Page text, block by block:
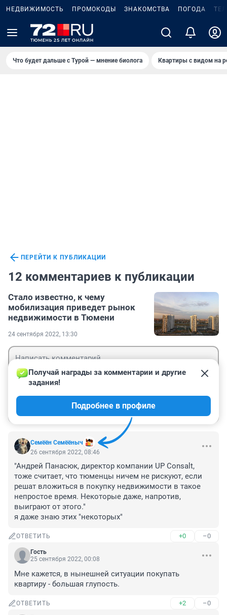
НЕДВИЖИМОСТЬ ПРОМОКОДЫ ЗНАКОМСТВА ПОГОДА
Что будет дальше с Турой — мнение биолога Квартиры с видом на
ПЕРЕЙТИ К ПУБЛИКАЦИИ
12 комментариев к публикации
Стало известно, к чему
мобилизация приведет рынок
недвижимости в Тюмени
24 сентября 2022, 13:30
Семёён Семёёныч
Получай награды за комментарии и другие
задания!
Подробнее в профиле
26 сентября 2022, 08:46
"Андрей Панасюк, директор компании UP Consalt,
тоже считает, что тюменцы ничем не рискуют, если
решат вложиться в покупку недвижимости в такое
непростое время. Некоторые даже, напротив,
выиграют от этого."
я даже знаю этих "некоторых"
ОТВЕТИТЬ +0 –0
Гость
25 сентября 2022, 00:08
Мне кажется, в нынешней ситуации покупать
квартиру - большая глупость.
ОТВЕТИТЬ +2 –0